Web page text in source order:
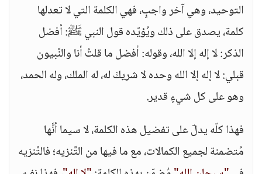
التوحيد، وهي آخر واجبٍ، فهي الكلمة التي لا تعدلها
كلمة، يصدق على ذلك ويُؤيّده قول النبي ﷺ: أفضل
الذكر: لا إله إلا الله، وقوله: أفضل ما قلتُ أنا والنَّبيون
قبلي: لا إله إلا الله وحده لا شريكَ له، له الملك، وله الحمد،
وهو على كل شيءٍ قدير.
فهذا كلّه يدلّ على تفضيل هذه الكلمة، لا سيما أنَّها
مُتضمنة لجميع الكمالات، مع ما فيها من التَّنزيه؛ فالتَّنزيه